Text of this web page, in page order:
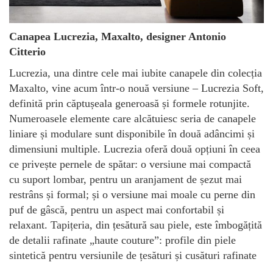
Canapea Lucrezia, Maxalto, designer Antonio
Citterio
Lucrezia, una dintre cele mai iubite canapele din colecția
Maxalto, vine acum într-o nouă versiune – Lucrezia Soft,
definită prin căptușeala generoasă și formele rotunjite.
Numeroasele elemente care alcătuiesc seria de canapele
liniare și modulare sunt disponibile în două adâncimi și
dimensiuni multiple. Lucrezia oferă două opțiuni în ceea
ce privește pernele de spătar: o versiune mai compactă
cu suport lombar, pentru un aranjament de șezut mai
restrâns și formal; și o versiune mai moale cu perne din
puf de gâscă, pentru un aspect mai confortabil și
relaxant. Tapițeria, din țesătură sau piele, este îmbogățită
de detalii rafinate „haute couture”: profile din piele
sintetică pentru versiunile de țesături și cusături rafinate